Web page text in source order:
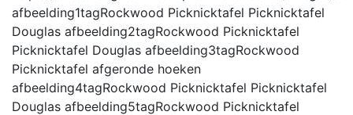
afbeelding1tagRockwood Picknicktafel Picknicktafel
Douglas afbeelding2tagRockwood Picknicktafel
Picknicktafel Douglas afbeelding3tagRockwood
Picknicktafel afgeronde hoeken
afbeelding4tagRockwood Picknicktafel Picknicktafel
Douglas afbeelding5tagRockwood Picknicktafel